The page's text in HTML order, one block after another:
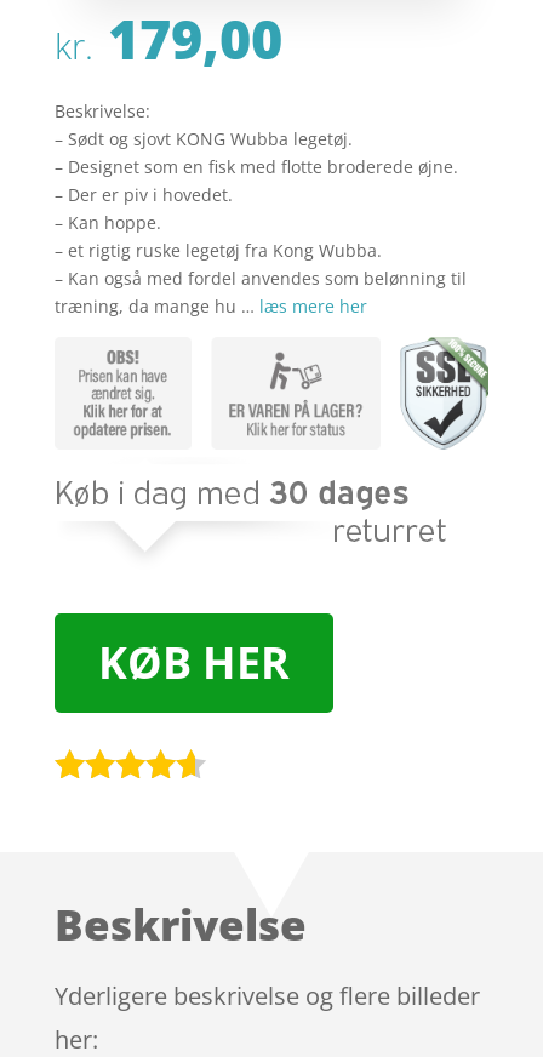
kr. 179,00
Beskrivelse:
– Sødt og sjovt KONG Wubba legetøj.
– Designet som en fisk med flotte broderede øjne.
– Der er piv i hovedet.
– Kan hoppe.
– et rigtig ruske legetøj fra Kong Wubba.
– Kan også med fordel anvendes som belønning til
træning, da mange hu … læs mere her
KØB HER
på
mmelser
Beskrivelse
Yderligere beskrivelse og flere billeder
her: